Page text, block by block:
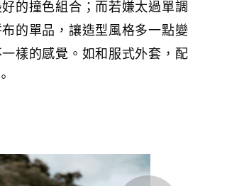
的撞色組合；而若嫌太過單調
的單品，讓造型風格多一點變
樣的感覺。如和服式外套，配